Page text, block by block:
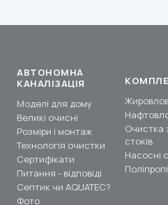
АВТОНОМНА
КАНАЛІЗАЦІЯ
Моделі для дому
Великі очисні
Розміри і монтаж
Технологія очистки
Сертифікати
Питання - відповіді
Септик чи AQUATEC?
Фото
Очистка
стоків
Насосні